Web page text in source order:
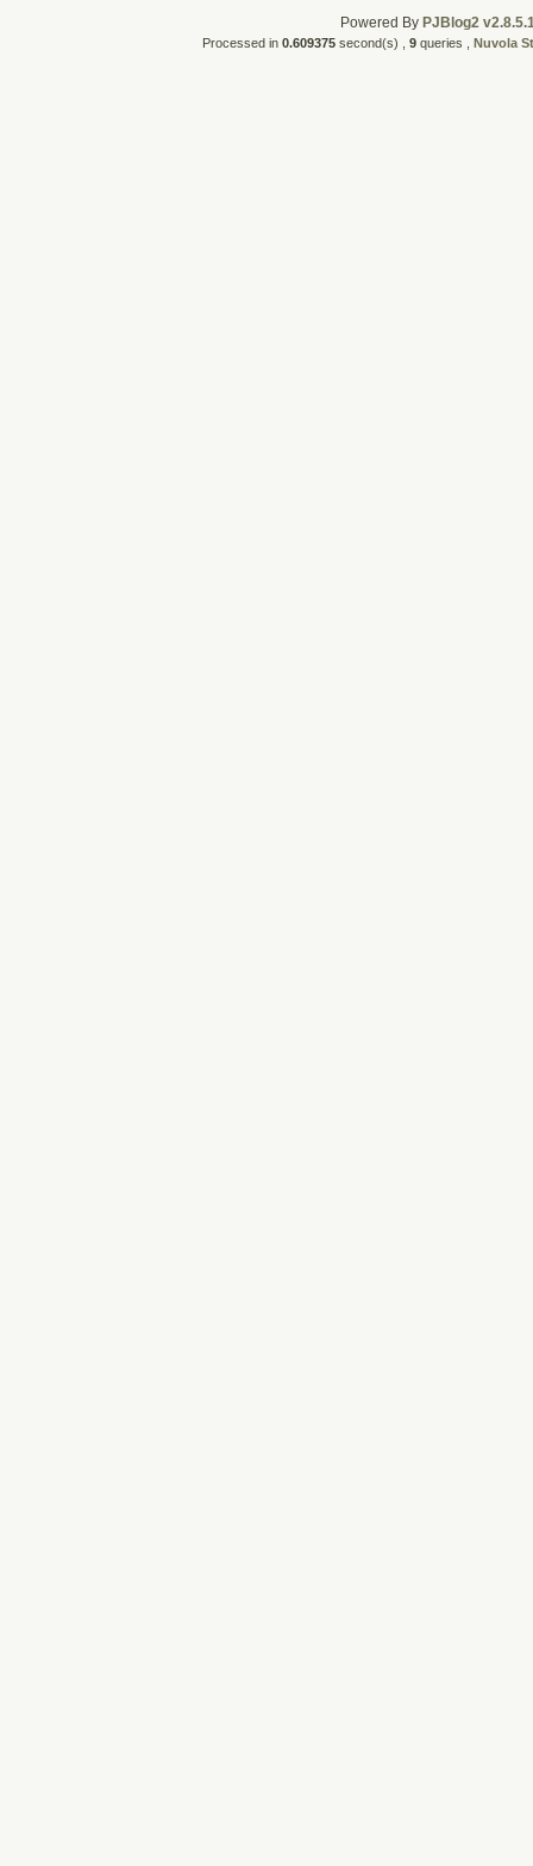
Powered By PJBlog2
Processed in 0.609375 second(s) , 9 queries , Nuvola